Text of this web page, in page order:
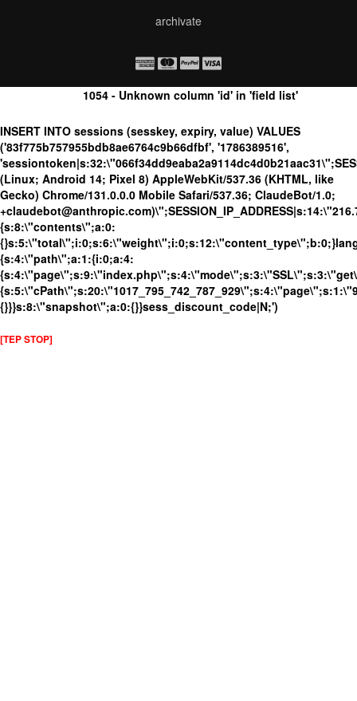
archivate
1054 - Unknown column 'id' in 'field list'
INSERT INTO sessions (sesskey, expiry, value) VALUES
('83f775b757955bdb8ae6764c9b66dfbf', '1786389516',
(Linux; Android 14; Pixel 8) AppleWebKit/537.36 (KHTML, like
Gecko) Chrome/131.0.0.0 Mobile Safari/537.36; ClaudeBot/1.0;
{s:8:\"contents\";a:0:
{s:4:\"path\";a:1:{i:0;a:4:
{}}}s:8:\"snapshot\";a:0:{}}sess_discount_code|N;')
[TEP STOP]